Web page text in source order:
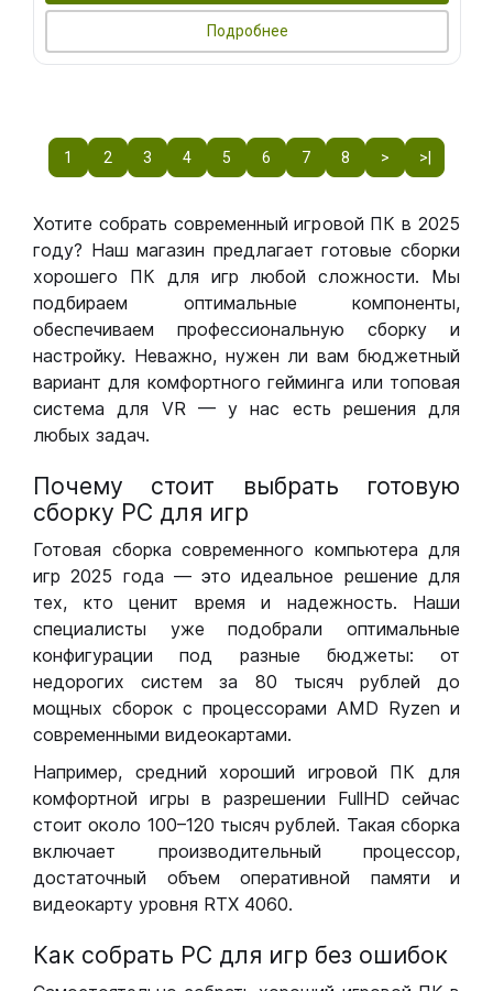
Подробнее
1 2 3 4 5 6 7 8 > >|
Хотите собрать современный игровой ПК в 2025
году? Наш магазин предлагает готовые сборки
хорошего ПК для игр любой сложности. Мы
подбираем оптимальные компоненты,
обеспечиваем профессиональную сборку и
настройку. Неважно, нужен ли вам бюджетный
вариант для комфортного гейминга или топовая
система для VR — у нас есть решения для
любых задач.
Почему стоит выбрать готовую
сборку РС для игр
Готовая сборка современного компьютера для
игр 2025 года — это идеальное решение для
тех, кто ценит время и надежность. Наши
специалисты уже подобрали оптимальные
конфигурации под разные бюджеты: от
недорогих систем за 80 тысяч рублей до
мощных сборок с процессорами AMD Ryzen и
современными видеокартами.
Например, средний хороший игровой ПК для
комфортной игры в разрешении FullHD сейчас
стоит около 100–120 тысяч рублей. Такая сборка
включает производительный процессор,
достаточный объем оперативной памяти и
видеокарту уровня RTX 4060.
Как собрать РС для игр без ошибок